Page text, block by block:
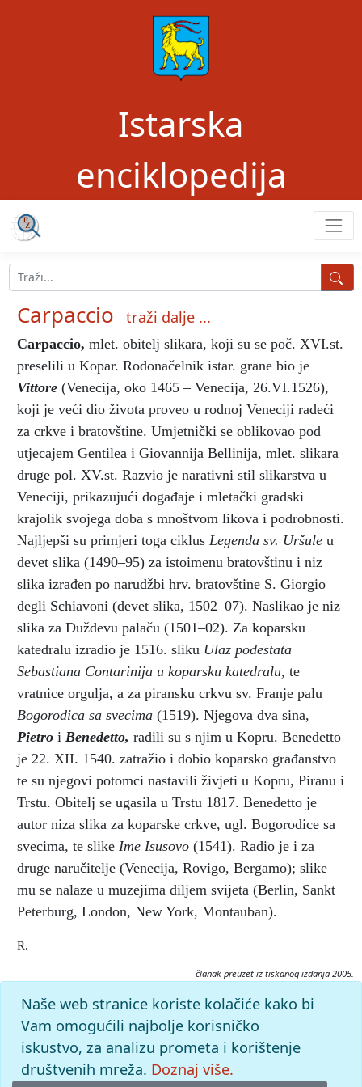
Istarska
enciklopedija
Carpaccio traži dalje ...
Carpaccio, mlet. obitelj slikara, koji su se poč. XVI.st.
preselili u Kopar. Rodonačelnik istar. grane bio je
Vittore (Venecija, oko 1465 – Venecija, 26.VI.1526),
koji je veći dio života proveo u rodnoj Veneciji radeći
za crkve i bratovštine. Umjetnički se oblikovao pod
utjecajem Gentilea i Giovannija Bellinija, mlet. slikara
druge pol. XV.st. Razvio je narativni stil slikarstva u
Veneciji, prikazujući događaje i mletački gradski
krajolik svojega doba s mnoštvom likova i podrobnosti.
Najljepši su primjeri toga ciklus Legenda sv. Uršule u
devet slika (1490–95) za istoimenu bratovštinu i niz
slika izrađen po narudžbi hrv. bratovštine S. Giorgio
degli Schiavoni (devet slika, 1502–07). Naslikao je niz
slika za Duždevu palaču (1501–02). Za koparsku
katedralu izradio je 1516. sliku Ulaz podestata
Sebastiana Contarinija u koparsku katedralu, te
vratnice orgulja, a za piransku crkvu sv. Franje palu
Bogorodica sa svecima (1519). Njegova dva sina,
Pietro i Benedetto, radili su s njim u Kopru. Benedetto
je 22. XII. 1540. zatražio i dobio koparsko građanstvo
te su njegovi potomci nastavili živjeti u Kopru, Piranu i
Trstu. Obitelj se ugasila u Trstu 1817. Benedetto je
autor niza slika za koparske crkve, ugl. Bogorodice sa
svecima, te slike Ime Isusovo (1541). Radio je i za
druge naručitelje (Venecija, Rovigo, Bergamo); slike
mu se nalaze u muzejima diljem svijeta (Berlin, Sankt
Peterburg, London, New York, Montauban).
R.
članak preuzet iz tiskanog izdanja 2005.
Citiranje:
Istarska enciklopedija (2005), mrežno izdanje.
Leksikografski zavod Miroslav Krleža, 2026. Pristupljeno
8.8.2026. <https://istra.lzmk.hr/clanak/carpaccio>.
Naše web stranice koriste kolačiće kako bi
Vam omogućili najbolje korisničko
iskustvo, za analizu prometa i korištenje
društvenih mreža. Doznaj više.